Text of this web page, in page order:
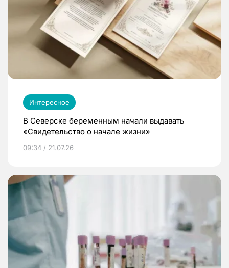
Интересное
В Северске беременным начали выдавать
«Свидетельство о начале жизни»
09:34 / 21.07.26